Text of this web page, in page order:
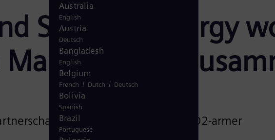
Siemens Energy
Management
für industriellen Einsatz CO2-armer
Australia
English
Austria
Deutsch
Bangladesh
English
Belgium
French / Dutch / Deutsch
Bolivia
Spanish
Brazil
Portuguese